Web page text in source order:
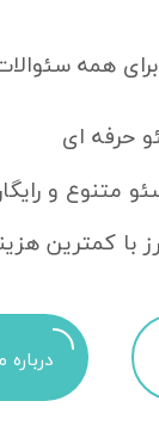
همه سئوالات
حرفه ای
متنوع و
با کمترین
درباره